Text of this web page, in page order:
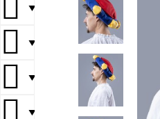
▼
▼
▼
▼